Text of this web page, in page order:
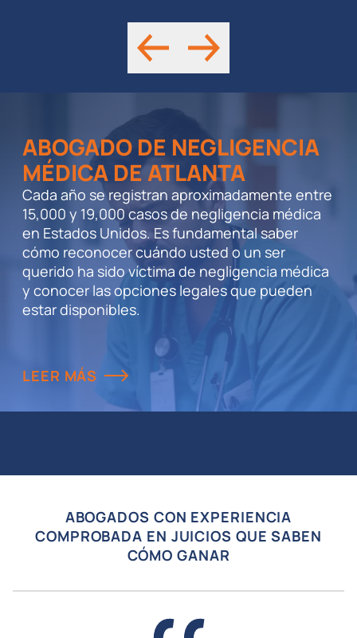
LEER MÁS
ABOGADO DE NEGLIGENCIA
MÉDICA DE ATLANTA
Cada año se registran aproximadamente entre
15,000 y 19,000 casos de negligencia médica
en Estados Unidos. Es fundamental saber
cómo reconocer cuándo usted o un ser
querido ha sido víctima de negligencia médica
y conocer las opciones legales que pueden
estar disponibles.
LEER MÁS
ABOGADOS CON EXPERIENCIA
COMPROBADA EN JUICIOS QUE SABEN
CÓMO GANAR